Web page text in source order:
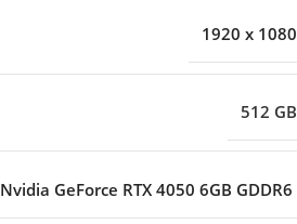
1920 x 1080
512 GB
Nvidia GeForce RTX 4050 6GB GDDR6